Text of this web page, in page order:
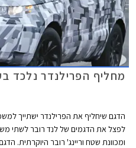
מחליף הפרילנדר נלכד
הדגם שיחליף את הפרילנדר ישתייך
לפצל את הדגמים של לנד רובר לשתי